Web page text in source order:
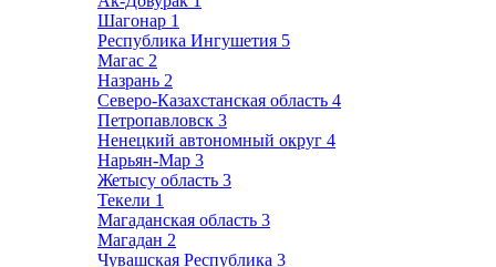
Шагонар 1
Республика Ингушетия 5
Магас 2
Назрань 2
Северо-Казахстанская область 4
Петропавловск 3
Ненецкий автономный округ 4
Нарьян-Мар 3
Жетысу область 3
Текели 1
Магаданская область 3
Магадан 2
Чувашская Республика 3